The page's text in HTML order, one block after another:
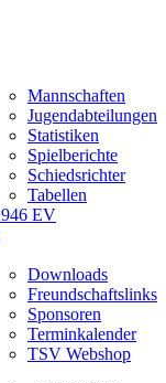
Mannschaften
Jugendabteilungen
Statistiken
Spielberichte
Schiedsrichter
Tabellen
EV
Downloads
Freundschaftslinks
Sponsoren
Terminkalender
TSV Webshop